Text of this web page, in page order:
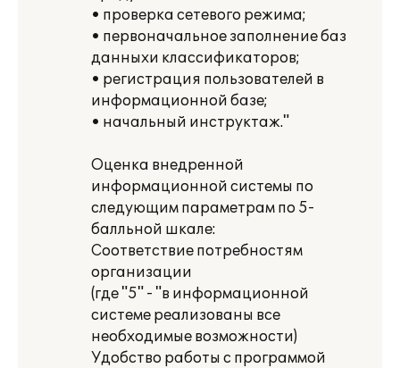
• проверка сетевого режима;
• первоначальное заполнение баз
данныхи классификаторов;
• регистрация пользователей в
информационной базе;
• начальный инструктаж."
Оценка внедренной
информационной системы по
следующим параметрам по 5-
балльной шкале:
Соответствие потребностям
организации
(где "5" - "в информационной
системе реализованы все
необходимые возможности)
Удобство работы с программой